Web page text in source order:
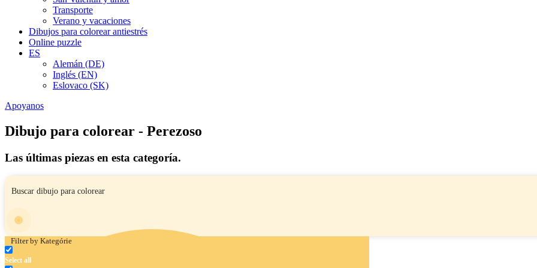
Transporte
Verano y vacaciones
Dibujos para colorear antiestrés
Online puzzle
ES
Alemán (DE)
Inglés (EN)
Eslovaco (SK)
Apoyanos
Dibujo para colorear - Perezoso
Las últimas piezas en esta categoría.
Filter by Kategórie
Select all